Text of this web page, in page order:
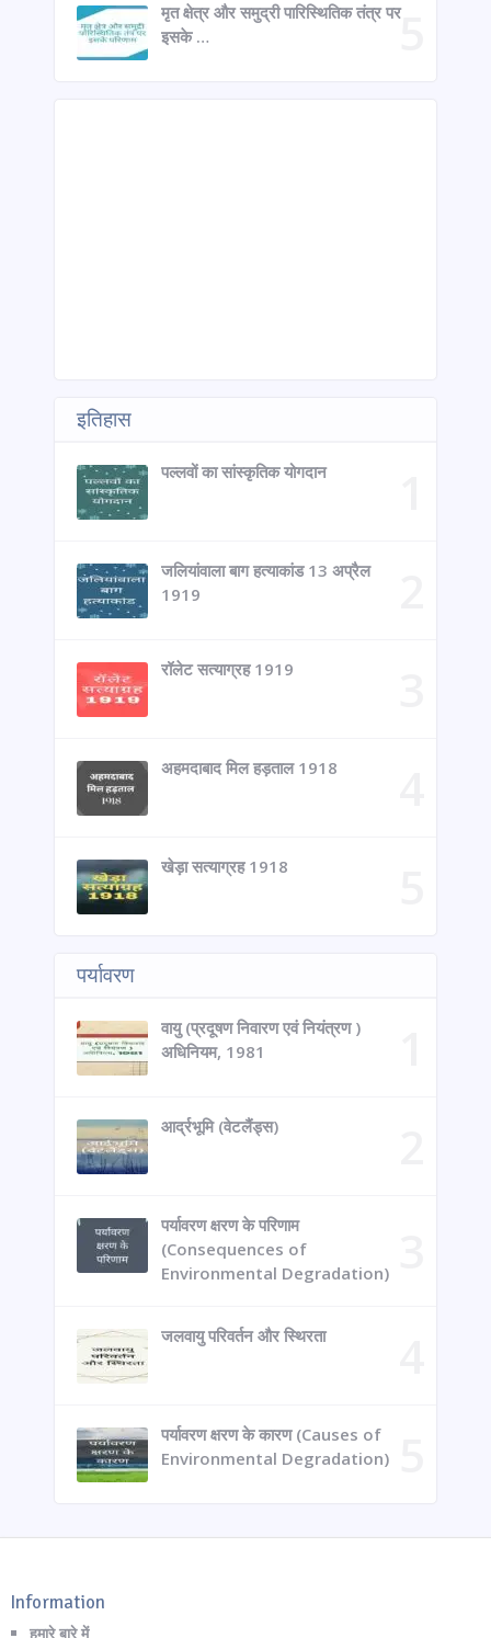
मृत क्षेत्र और समुद्री पारिस्थितिक तंत्र पर
इसके …
इतिहास
पल्लवों का सांस्कृतिक योगदान
जलियांवाला बाग हत्याकांड 13 अप्रैल
1919
रॉलेट सत्याग्रह 1919
अहमदाबाद मिल हड़ताल 1918
खेड़ा सत्याग्रह 1918
पर्यावरण
वायु (प्रदूषण निवारण एवं नियंत्रण )
अधिनियम, 1981
आर्द्रभूमि (वेटलैंड्स)
पर्यावरण क्षरण के परिणाम
(Consequences of
Environmental Degradation)
जलवायु परिवर्तन और स्थिरता
पर्यावरण क्षरण के कारण (Causes of
Environmental Degradation)
Information
हमारे बारे में